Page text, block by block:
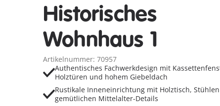
Historisches
Wohnhaus 1
Artikelnummer: 70957
Authentisches Fachwerkdesign mit
Holztüren und hohem Giebeldach
Rustikale Inneneinrichtung mit Holztisch,
gemütlichen Mittelalter-Details